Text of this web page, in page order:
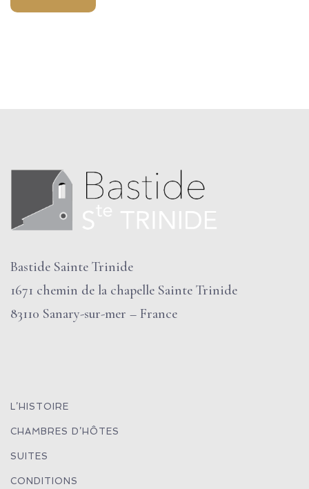
Bastide Sainte Trinide
1671 chemin de la chapelle Sainte Trinide
83110 Sanary-sur-mer – France
L’HISTOIRE
CHAMBRES D’HÔTES
SUITES
CONDITIONS